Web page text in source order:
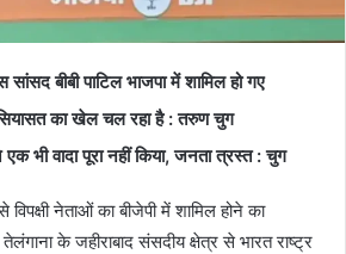
सांसद बीबी पाटिल भाजपा में शामिल हो गए
का खेल चल रहा है : तरुण चुग
भी वादा पूरा नहीं किया, जनता त्रस्‍त : चुग
नेताओं का बीजेपी में शामिल होने का
के जहीराबाद संसदीय क्षेत्र से भारत राष्ट्र